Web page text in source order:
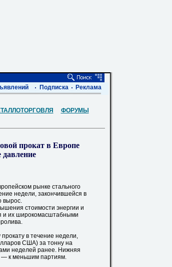
Подписка Реклама
ФОРУМЫ
прокат в Европе
давление
рынке стального
недели, закончившейся в
вырос.
стоимости энергии и
и их широкомасштабными
в течение недели,
США) за тонну на
неделей ранее. Нижняя
— к меньшим партиям.